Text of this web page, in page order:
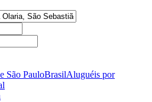
São PauloBrasilAluguéis por